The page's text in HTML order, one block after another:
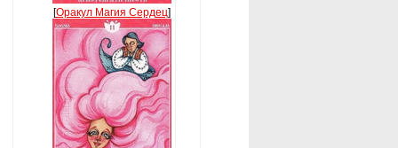
[Оракул Магия Сердец]